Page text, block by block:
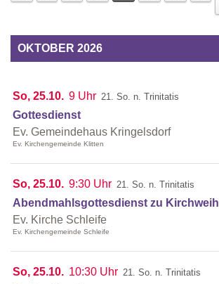
OKTOBER 2026
So, 25.10. 9 Uhr 21. So. n. Trinitatis
Gottesdienst
Ev. Gemeindehaus Kringelsdorf
Ev. Kirchengemeinde Klitten
So, 25.10. 9:30 Uhr 21. So. n. Trinitatis
Abendmahlsgottesdienst zu Kirchweih
Ev. Kirche Schleife
Ev. Kirchengemeinde Schleife
So, 25.10. 10:30 Uhr 21. So. n. Trinitatis